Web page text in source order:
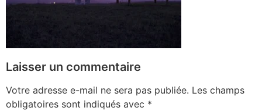
Laisser un commentaire
Votre adresse e-mail ne sera pas publiée. Les champs
obligatoires sont indiqués avec *